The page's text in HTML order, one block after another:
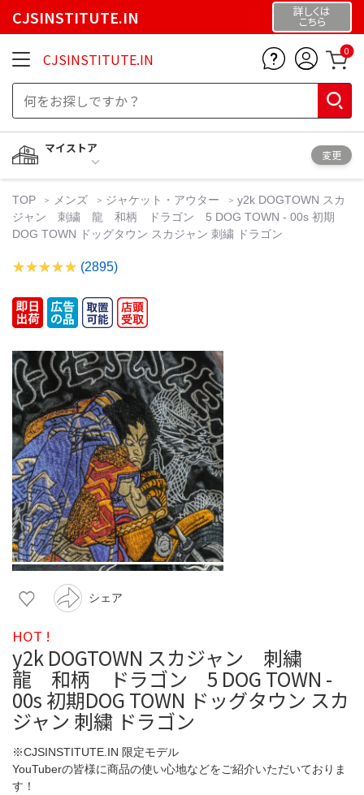
CJSINSTITUTE.IN 詳しくは
こちら
CJSINSTITUTE.IN 0
マイストア
変更
TOP メンズ ジャケット・アウター
y2k DOGTOWN スカ
ジャン 刺繍 龍 和柄 ドラゴン 5 DOG TOWN - 00s 初期
DOG TOWN ドッグタウン スカジャン 刺繍 ドラゴン
(2895)
シェア
HOT !
y2k DOGTOWN スカジャン 刺繍
龍 和柄 ドラゴン 5 DOG TOWN -
00s 初期DOG TOWN ドッグタウン スカ
ジャン 刺繍 ドラゴン
※CJSINSTITUTE.IN 限定モデル
YouTuberの皆様に商品の使い心地などをご紹介いただいておりま
す！